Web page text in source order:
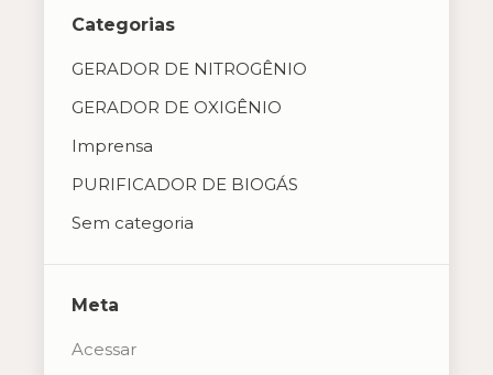
Categorias
GERADOR DE NITROGÊNIO
GERADOR DE OXIGÊNIO
Imprensa
PURIFICADOR DE BIOGÁS
Sem categoria
Meta
Acessar